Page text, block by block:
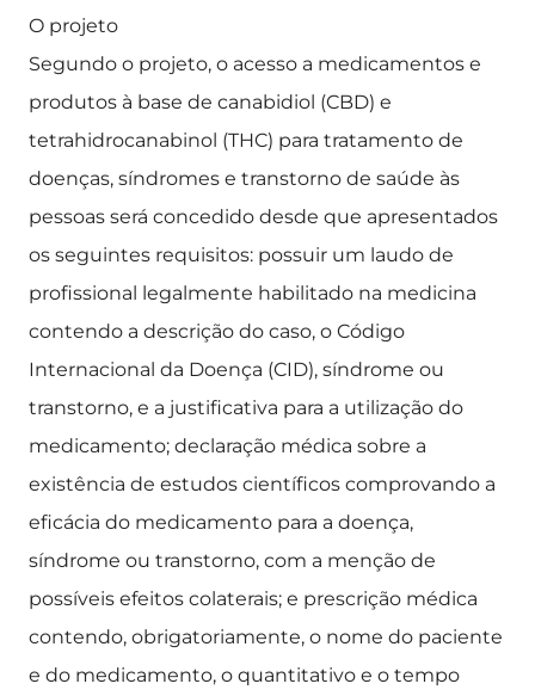
O projeto
Segundo o projeto, o acesso a medicamentos e
produtos à base de canabidiol (CBD) e
tetrahidrocanabinol (THC) para tratamento de
doenças, síndromes e transtorno de saúde às
pessoas será concedido desde que apresentados
os seguintes requisitos: possuir um laudo de
profissional legalmente habilitado na medicina
contendo a descrição do caso, o Código
Internacional da Doença (CID), síndrome ou
transtorno, e a justificativa para a utilização do
medicamento; declaração médica sobre a
existência de estudos científicos comprovando a
eficácia do medicamento para a doença,
síndrome ou transtorno, com a menção de
possíveis efeitos colaterais; e prescrição médica
contendo, obrigatoriamente, o nome do paciente
e do medicamento, o quantitativo e o tempo